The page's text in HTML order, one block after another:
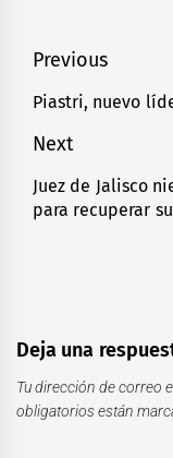
Navegación
de
entradas
Previous
Previous
Piastri, nuevo
Next
Next
post:
Juez de Jalisco
para recuperar
Deja una
Tu dirección de correo
obligatorios están